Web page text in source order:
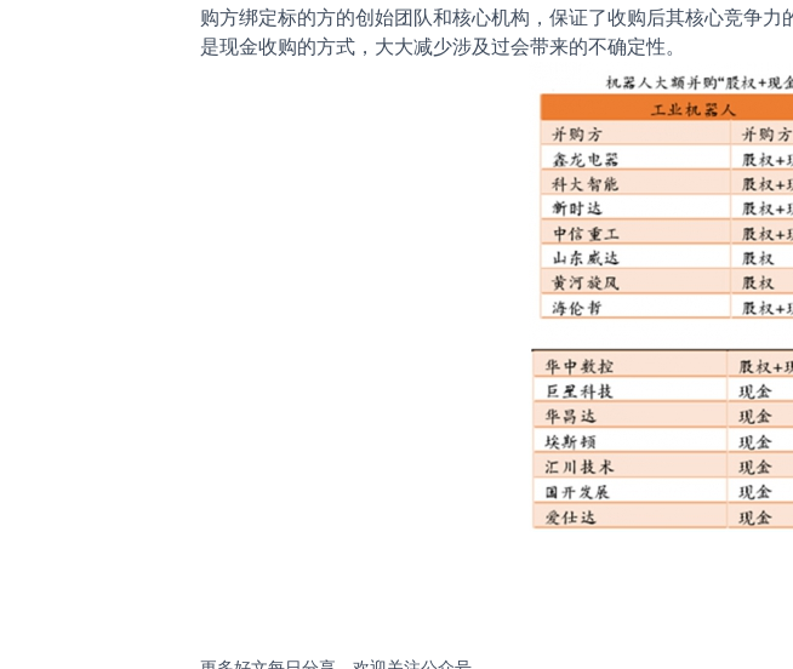
购方绑定标的方的创始团队和核心机构，保证了收购后其核心竞争
是现金收购的方式，大大减少涉及过会带来的不确定性。